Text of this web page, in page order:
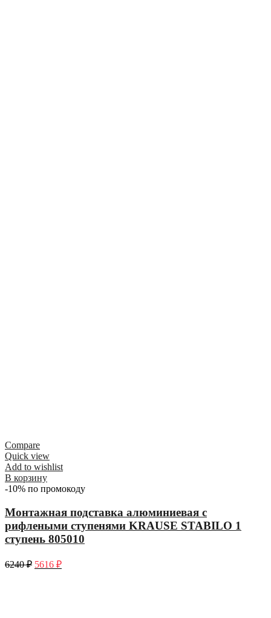
Compare
Quick view
Add to wishlist
В корзину
-10% по промокоду
Монтажная подставка алюминиевая с
рифлеными ступенями KRAUSE STABILO 1
ступень 805010
6240₽ 5616 ₽